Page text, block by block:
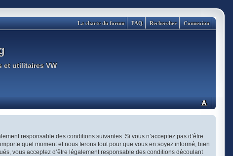
Connexion
Rechercher
FAQ
La charte du forum
et utilitaires VW
responsable des conditions suivantes. Si vous n’acceptez pas d’être
quel moment et nous ferons tout pour que vous en soyez informé, bien
vous acceptez d’être légalement responsable des conditions découlant